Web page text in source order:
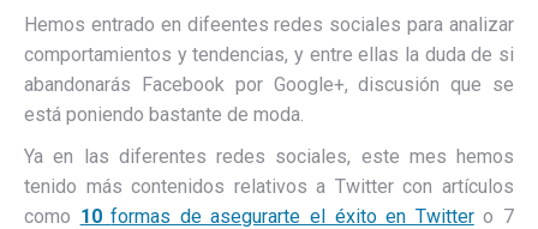
Hemos entrado en difeentes redes sociales para analizar
comportamientos y tendencias, y entre ellas la duda de si
abandonarás Facebook por Google+, discusión que se
está poniendo bastante de moda.
Ya en las diferentes redes sociales, este mes hemos
tenido más contenidos relativos a Twitter con artículos
como 10formas de asegurarte el éxito en Twittero 7